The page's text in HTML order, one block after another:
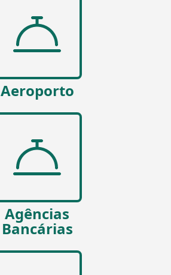
Aeroporto
Agências
Bancárias